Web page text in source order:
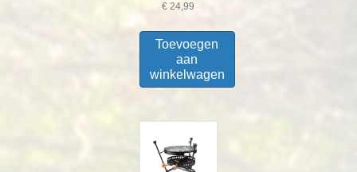
€ 24,99
Toevoegen
aan
winkelwagen